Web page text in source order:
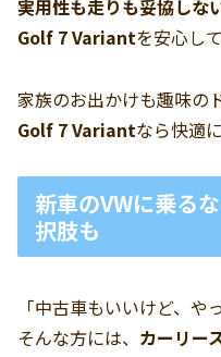
実用性も走りも妥協しな
Golf 7 Variantを安心し
家族のお出かけも趣味の
Golf 7 Variantなら快適
新車のVWに乗る
択肢も
「中古車もいいけど、や
そんな方には、 カーリー